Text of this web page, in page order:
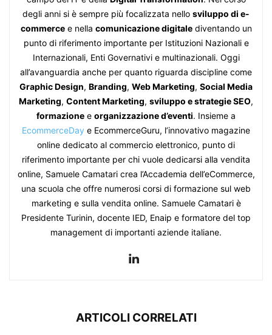
degli anni si è sempre più focalizzata nello sviluppo di e-
commercee nella comunicazione digitalediventando un
punto di riferimento importante per Istituzioni Nazionali e
Internazionali, Enti Governativi e multinazionali. Oggi
all’avanguardia anche per quanto riguarda discipline come
Graphic Design, Branding, Web Marketing, Social Media
Marketing, Content Marketing, sviluppo e strategie SEO,
formazione e organizzazione d’eventi. Insieme a
EcommerceDay e EcommerceGuru, l’innovativo magazine
online dedicato al commercio elettronico, punto di
riferimento importante per chi vuole dedicarsi alla vendita
online, Samuele Camatari crea l’Accademia dell’eCommerce,
una scuola che offre numerosi corsi di formazione sul web
marketing e sulla vendita online. Samuele Camatari è
Presidente Turinin, docente IED, Enaip e formatore del top
management di importanti aziende italiane.
ARTICOLI CORRELATI